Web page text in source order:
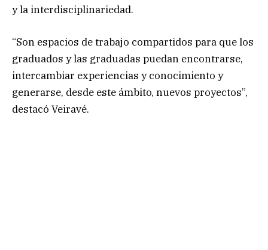
y la interdisciplinariedad.
“Son espacios de trabajo compartidos para que los
graduados y las graduadas puedan encontrarse,
intercambiar experiencias y conocimiento y
generarse, desde este ámbito, nuevos proyectos”,
destacó Veiravé.